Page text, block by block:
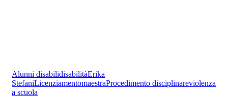
Alunni disabilidisabilitàErika
StefaniLicenziamentomaestraProcedimento disciplinareviolenza
a scuola